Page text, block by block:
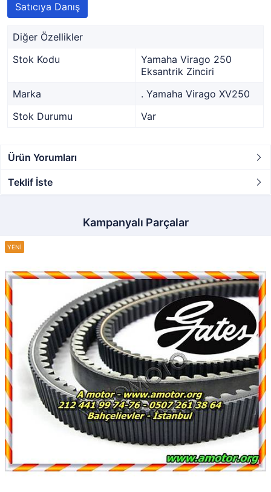
Satıcıya Danış
Diğer Özellikler
Stok Kodu
Yamaha Virago 250
Eksantrik Zinciri
Marka
. Yamaha Virago XV250
Stok Durumu
Var
Ürün Yorumları
Teklif İste
Kampanyalı Parçalar